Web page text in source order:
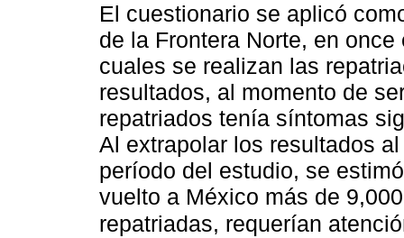
El cuestionario se aplicó
de la Frontera Norte, en
cuales se realizan las
resultados, al momento de
repatriados tenía síntomas
Al extrapolar los resultados
período del estudio, se
vuelto a México más de
repatriadas, requerían